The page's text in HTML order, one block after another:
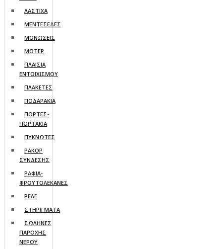
ΛΑΣΤΙΧΑ
ΜΕΝΤΕΣΕΔΕΣ
ΜΟΝΩΣΕΙΣ
ΜΟΤΕΡ
ΠΛΑΙΣΙΑ
ΕΝΤΟΙΧΙΣΜΟΥ
ΠΛΑΚΕΤΕΣ
ΠΟΔΑΡΑΚΙΑ
ΠΟΡΤΕΣ-
ΠΟΡΤΑΚΙΑ
ΠΥΚΝΩΤΕΣ
ΡΑΚΟΡ
ΣΥΝΔΕΣΗΣ
ΡΑΦΙΑ-
ΦΡΟΥΤΟΛΕΚΑΝΕΣ
ΡΕΛΕ
ΣΤΗΡΙΓΜΑΤΑ
ΣΩΛΗΝΕΣ
ΠΑΡΟΧΗΣ
ΝΕΡΟΥ